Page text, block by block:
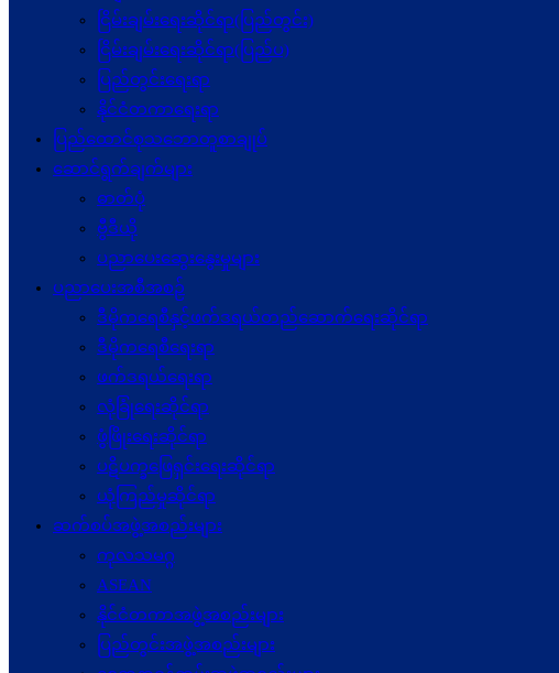
ငြိမ်းချမ်းရေးဆိုင်ရာ(ပြည်တွင်း)
ငြိမ်းချမ်းရေးဆိုင်ရာ(ပြည်ပ)
ပြည်တွင်းရေးရာ
နိုင်ငံတကာရေးရာ
ပြည်ထောင်စုသဘောတူစာချုပ်
ဆောင်ရွက်ချက်များ
ဓာတ်ပုံ
ဗွီဒီယို
ပညာပေးဆွေးနွေးမှုများ
ပညာပေးအစီအစဉ်
ဒီမိုကရေစီနှင့်ဖက်ဒရယ်တည်ဆောက်ရေးဆိုင်ရာ
ဒီမိုကရေစီရေးရာ
ဖက်ဒရယ်ရေးရာ
လုံခြုံရေးဆိုင်ရာ
ဖွံဖြိုးရေးဆိုင်ရာ
ပဋိပက္ခ‌ဖြေရှင်းရေးဆိုင်ရာ
ယုံကြည်မှုဆိုင်ရာ
ဆက်စပ်အဖွဲ့အစည်းများ
ကုလသမဂ္ဂ
ASEAN
နိုင်ငံတကာအဖွဲ့အစည်းများ
ပြည်တွင်းအဖွဲ့အစည်းများ